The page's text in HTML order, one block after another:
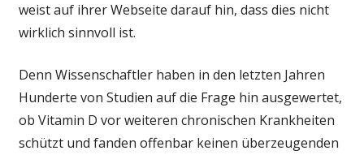
weist auf ihrer Webseite darauf hin, dass dies nicht
wirklich sinnvoll ist.
Denn Wissenschaftler haben in den letzten Jahren
Hunderte von Studien auf die Frage hin ausgewertet,
ob Vitamin D vor weiteren chronischen Krankheiten
schützt und fanden offenbar keinen überzeugenden